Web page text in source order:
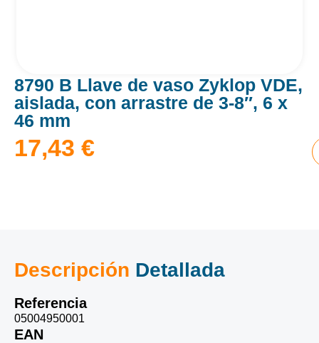
8790 B Llave de vaso Zyklop VDE,
aislada, con arrastre de 3-8″, 6 x
46 mm
17,43 €
Descripción Detallada
Referencia
05004950001
EAN